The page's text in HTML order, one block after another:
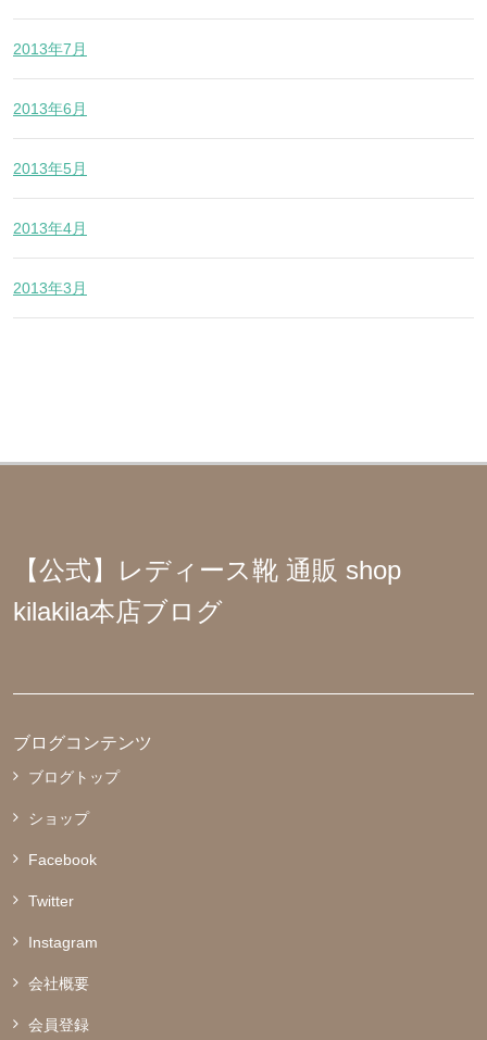
2013年7月
2013年6月
2013年5月
2013年4月
2013年3月
【公式】レディース靴 通販 shop
kilakila本店ブログ
ブログコンテンツ
ブログトップ
ショップ
Facebook
Twitter
Instagram
会社概要
会員登録